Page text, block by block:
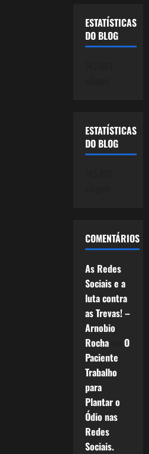
ESTATÍSTICAS
DO BLOG
ESTATÍSTICAS
DO BLOG
COMENTÁRIOS
As Redes
Sociais e a
luta contra
as Trevas! –
Arnobio
Rochaem O
Paciente
Trabalho
para
Plantar o
Ódio nas
Redes
Sociais.